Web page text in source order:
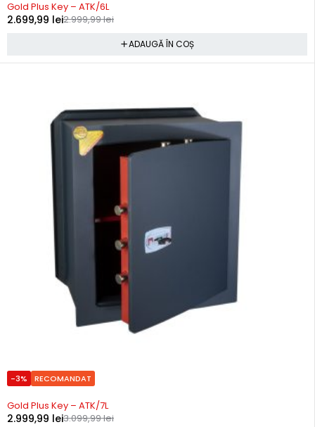
Gold Plus Key – ATK/6L
2.999,99lei
2.699,99 lei
ADAUGĂ ÎN COȘ
-3% RECOMANDAT
Precomanda
Gold Plus Key – ATK/7L
3.099,99lei
2.999,99 lei